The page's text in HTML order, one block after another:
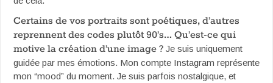
Certains de vos portraits sont poétiques, d’autres
reprennent des codes plutôt 90’s… Qu’est-ce qui
motive la création d’une image ? Je suis uniquement
guidée par mes émotions. Mon compte Instagram représente
mon “mood” du moment. Je suis parfois nostalgique, et